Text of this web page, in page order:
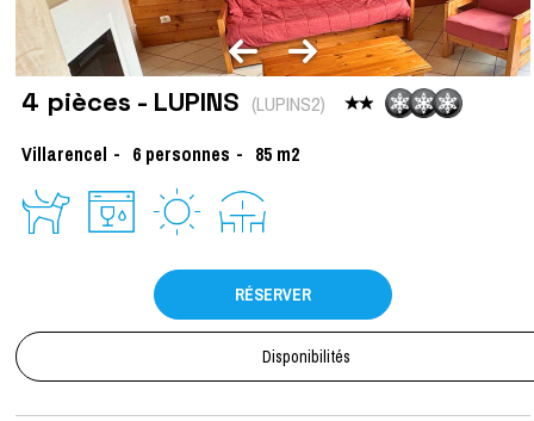
4 pièces - LUPINS (LUPINS2)
Villarencel
6 personnes 85 m2
RÉSERVER
Disponibilités